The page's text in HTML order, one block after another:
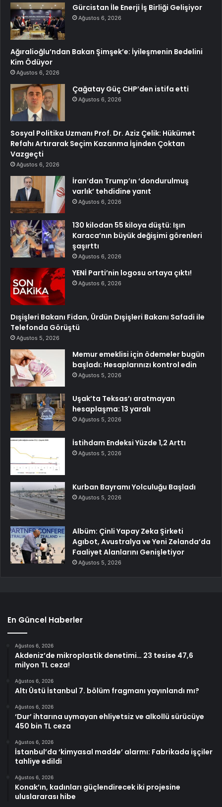
Gürcistan İle Enerji İş Birliği Gelişiyor
Ağustos 6, 2026
Ağıralioğlu’ndan Bakan Şimşek’e: İyileşmenin Bedelini
Kim Ödüyor
Ağustos 6, 2026
Çağatay Güç CHP’den istifa etti
Ağustos 6, 2026
Sosyal Politika Uzmanı Prof. Dr. Aziz Çelik: Hükümet
Refahı Artırarak Seçim Kazanma İşinden Çoktan
Vazgeçti
Ağustos 6, 2026
İran’dan Trump’ın ‘dondurulmuş
varlık’ tehdidine yanıt
Ağustos 6, 2026
130 kilodan 55 kiloya düştü: Işın
Karaca’nın büyük değişimi görenleri
şaşırttı
Ağustos 6, 2026
YENİ Parti’nin logosu ortaya çıktı!
Ağustos 6, 2026
Dışişleri Bakanı Fidan, Ürdün Dışişleri Bakanı Safadi ile
Telefonda Görüştü
Ağustos 5, 2026
Memur emeklisi için ödemeler bugün
başladı: Hesaplarınızı kontrol edin
Ağustos 5, 2026
Uşak’ta Teksas’ı aratmayan
hesaplaşma: 13 yaralı
Ağustos 5, 2026
İstihdam Endeksi Yüzde 1,2 Arttı
Ağustos 5, 2026
Kurban Bayramı Yolculuğu Başladı
Ağustos 5, 2026
Albüm: Çinli Yapay Zeka Şirketi
Agıbot, Avustralya ve Yeni Zelanda’da
Faaliyet Alanlarını Genişletiyor
Ağustos 5, 2026
En Güncel Haberler
Ağustos 6, 2026
Akdeniz’de mikroplastik denetimi… 23 tesise 47,6
milyon TL ceza!
Ağustos 6, 2026
Altı Üstü İstanbul 7. bölüm fragmanı yayınlandı mı?
Ağustos 6, 2026
‘Dur’ ihtarına uymayan ehliyetsiz ve alkollü sürücüye
450 bin TL ceza
Ağustos 6, 2026
İstanbul’da ‘kimyasal madde’ alarmı: Fabrikada işçiler
tahliye edildi
Ağustos 6, 2026
Konak’ın, kadınları güçlendirecek iki projesine
uluslararası hibe